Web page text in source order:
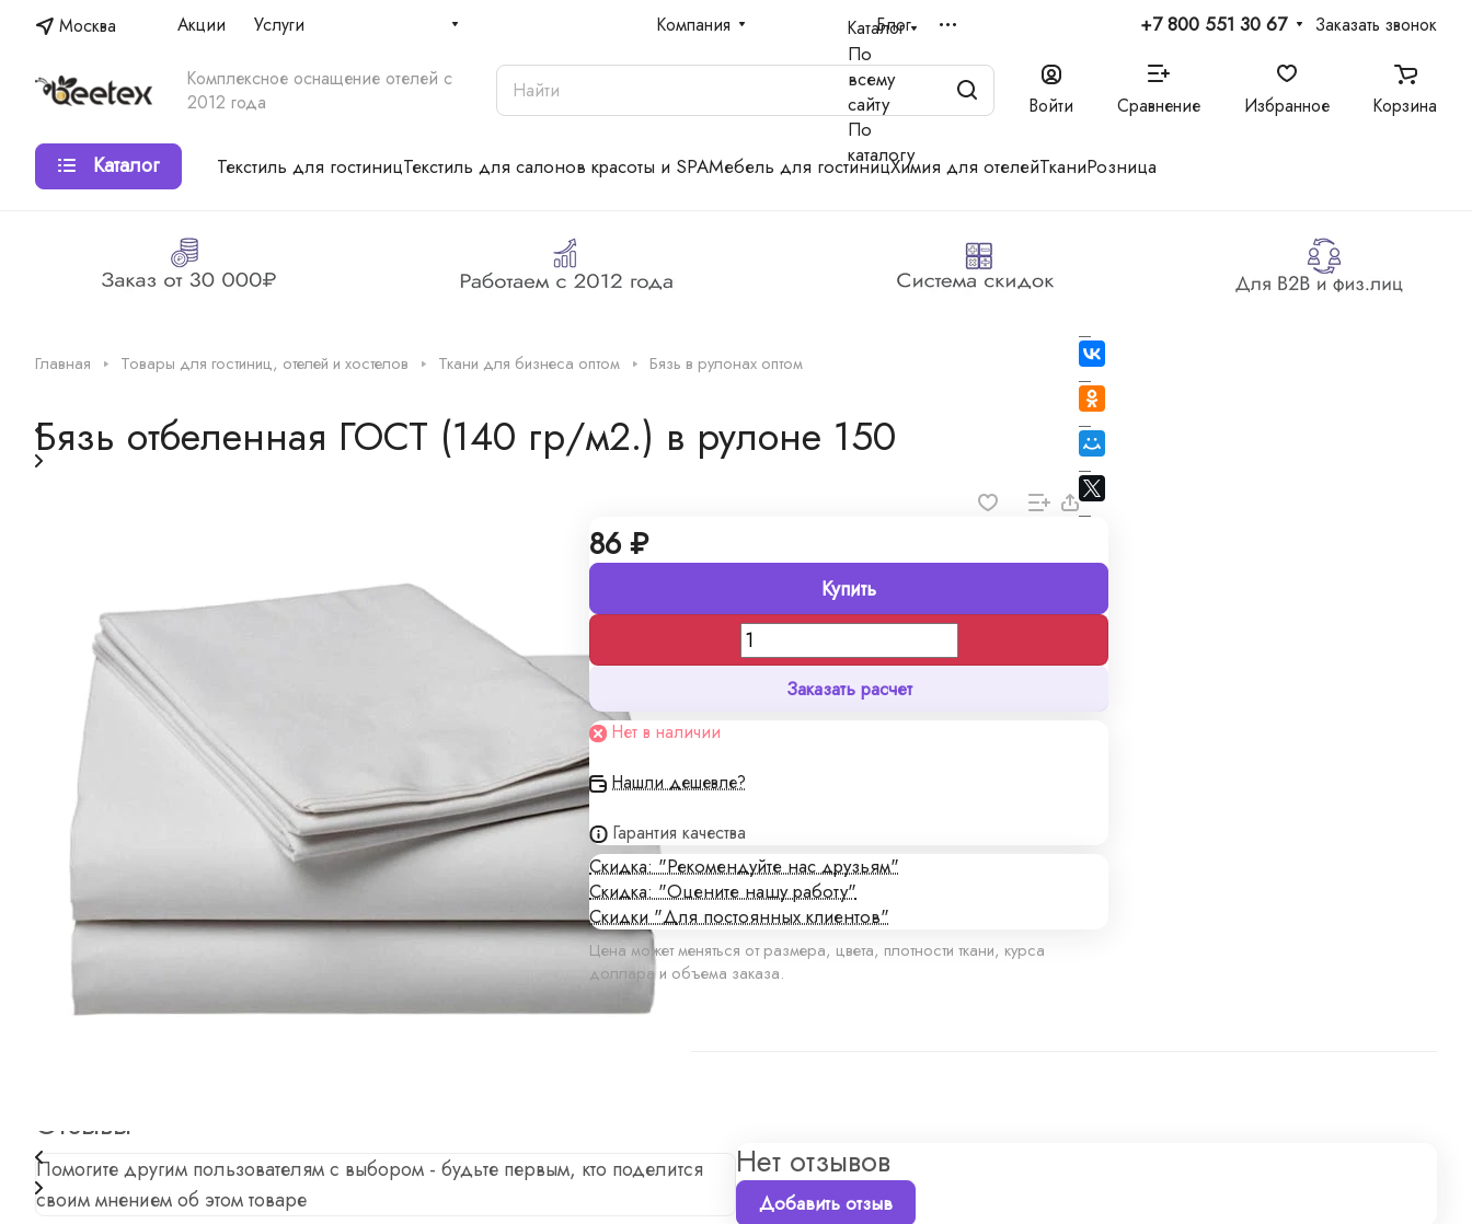
Москва Акции Услуги Компания Блог +7 800 551 30 67 Заказать звонок
Комплексное оснащение отелей с
2012 года
Каталог
По
всему
сайту
По
каталогу
Войти Сравнение Избранное Корзина
Каталог Текстиль для гостиницТекстиль для салонов красоты и SPAМебель для гостиницХимия для отелейТканиРозница
Главная Товары для гостиниц, отелей и хостелов Ткани для бизнеса оптом Бязь в рулонах оптом
Бязь отбеленная ГОСТ (140 гр/м2.) в рулоне 150
Ширина рулона, см. :
220
Бязь отбеленная ГОСТ (140 гр/м2.) в рулоне
86 ₽
Купить
Заказать расчет
Нет в наличии
Нашли дешевле?
Гарантия качества
Скидка: "Рекомендуйте нас друзьям"
Скидка: "Оцените нашу работу"
Скидки "Для постоянных клиентов"
Цена может меняться от размера, цвета, плотности ткани, курса
доллара и объема заказа.
Отзывы Характеристики Вопросы и ответы Оплата Доставка
Отзывы
Помогите другим пользователям с выбором - будьте первым, кто поделится
своим мнением об этом товаре
Нет отзывов
Добавить отзыв